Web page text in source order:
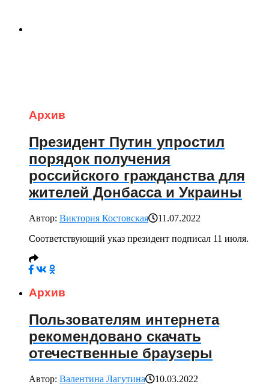
Архив
Президент Путин упростил
порядок получения
российского гражданства для
жителей Донбасса и Украины
Автор: Виктория Костовская
11.07.2022
Соответствующий указ президент подписал 11 июля.
Архив
Пользователям интернета
рекомендовано скачать
отечественные браузеры
Автор: Валентина Лагутина 10.03.2022